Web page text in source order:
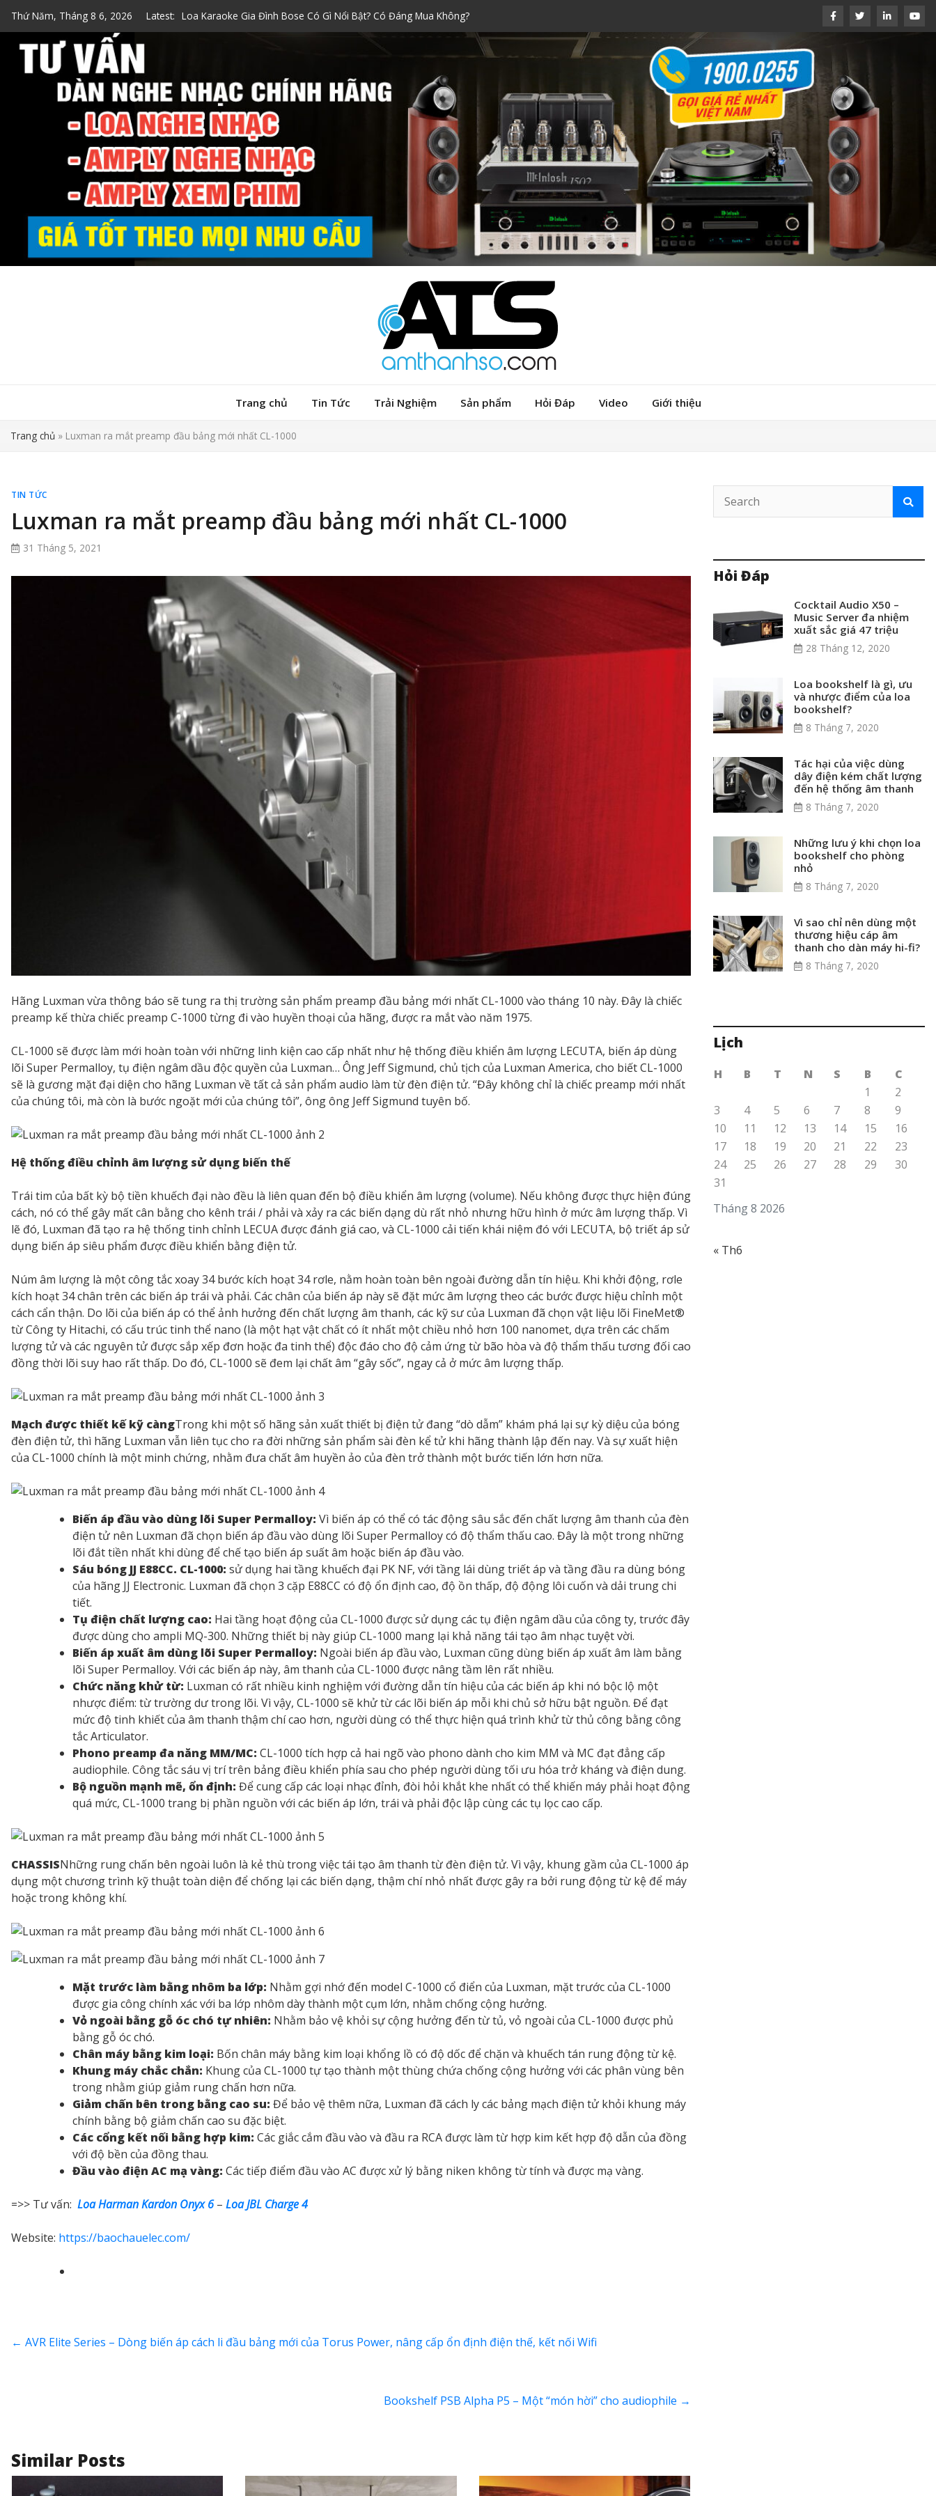
content
Thứ Năm, Tháng 8 6, 2026 Latest: Top 7 Loa Karaoke Gia Đình Xách Tay Được Ưa Chuộng Nhất!
Top 5 Loa Bose Bluetooth Karaoke đáng mua nhất dịp Tết
Loa Hát Karaoke Gia Đình Mini Nào Tốt? Kinh Nghiệm Chọn
Loa Karaoke Gia Đình Bose Có Gì Nổi Bật? Có Đáng Mua Không?
Trang chủ Tin Tức Trải Nghiệm Sản phẩm Hỏi Đáp Video Giới thiệu
Trang chủ » Luxman ra mắt preamp đầu bảng mới nhất CL-1000
TIN TỨC
Luxman ra mắt preamp đầu bảng mới nhất CL-1000
31 Tháng 5, 2021
Hãng Luxman vừa thông báo sẽ tung ra thị trường sản phẩm preamp đầu bảng mới nhất CL-1000 vào tháng 10 này. Đây là chiếc
preamp kế thừa chiếc preamp C-1000 từng đi vào huyền thoại của hãng, được ra mắt vào năm 1975.
CL-1000 sẽ được làm mới hoàn toàn với những linh kiện cao cấp nhất như hệ thống điều khiển âm lượng LECUTA, biến áp dùng
lõi Super Permalloy, tụ điện ngâm dầu độc quyền của Luxman… Ông Jeff Sigmund, chủ tịch của Luxman America, cho biết CL-1000
sẽ là gương mặt đại diện cho hãng Luxman về tất cả sản phẩm audio làm từ đèn điện tử. “Đây không chỉ là chiếc preamp mới nhất
của chúng tôi, mà còn là bước ngoặt mới của chúng tôi”, ông ông Jeff Sigmund tuyên bố.
Hệ thống điều chỉnh âm lượng sử dụng biến thế
Trái tim của bất kỳ bộ tiền khuếch đại nào đều là liên quan đến bộ điều khiển âm lượng (volume). Nếu không được thực hiện đúng
cách, nó có thể gây mất cân bằng cho kênh trái / phải và xảy ra các biến dạng dù rất nhỏ nhưng hữu hình ở mức âm lượng thấp. Vì
lẽ đó, Luxman đã tạo ra hệ thống tinh chỉnh LECUA được đánh giá cao, và CL-1000 cải tiến khái niệm đó với LECUTA, bộ triết áp sử
dụng biến áp siêu phẩm được điều khiển bằng điện tử.
Núm âm lượng là một công tắc xoay 34 bước kích hoạt 34 rơle, nằm hoàn toàn bên ngoài đường dẫn tín hiệu. Khi khởi động, rơle
kích hoạt 34 chân trên các biến áp trái và phải. Các chân của biến áp này sẽ đặt mức âm lượng theo các bước được hiệu chỉnh một
cách cẩn thận. Do lõi của biến áp có thể ảnh hưởng đến chất lượng âm thanh, các kỹ sư của Luxman đã chọn vật liệu lõi FineMet®
từ Công ty Hitachi, có cấu trúc tinh thể nano (là một hạt vật chất có ít nhất một chiều nhỏ hơn 100 nanomet, dựa trên các chấm
lượng tử và các nguyên tử được sắp xếp đơn hoặc đa tinh thể) độc đáo cho độ cảm ứng từ bão hòa và độ thẩm thấu tương đối cao
đồng thời lõi suy hao rất thấp. Do đó, CL-1000 sẽ đem lại chất âm “gây sốc”, ngay cả ở mức âm lượng thấp.
Mạch được thiết kế kỹ càngTrong khi một số hãng sản xuất thiết bị điện tử đang “dò dẫm” khám phá lại sự kỳ diệu của bóng
đèn điện tử, thì hãng Luxman vẫn liên tục cho ra đời những sản phẩm sài đèn kể tử khi hãng thành lập đến nay. Và sự xuất hiện
của CL-1000 chính là một minh chứng, nhằm đưa chất âm huyền ảo của đèn trở thành một bước tiến lớn hơn nữa.
Biến áp đầu vào dùng lõi Super Permalloy: Vì biến áp có thể có tác động sâu sắc đến chất lượng âm thanh của đèn
điện tử nên Luxman đã chọn biến áp đầu vào dùng lõi Super Permalloy có độ thẩm thấu cao. Đây là một trong những
lõi đắt tiền nhất khi dùng để chế tạo biến áp suất âm hoặc biến áp đầu vào.
Sáu bóng JJ E88CC. CL-1000: sử dụng hai tầng khuếch đại PK NF, với tầng lái dùng triết áp và tầng đầu ra dùng bóng
của hãng JJ Electronic. Luxman đã chọn 3 cặp E88CC có độ ổn định cao, độ ồn thấp, độ động lôi cuốn và dải trung chi
tiết.
Tụ điện chất lượng cao: Hai tầng hoạt động của CL-1000 được sử dụng các tụ điện ngâm dầu của công ty, trước đây
được dùng cho ampli MQ-300. Những thiết bị này giúp CL-1000 mang lại khả năng tái tạo âm nhạc tuyệt vời.
Biến áp xuất âm dùng lõi Super Permalloy: Ngoài biến áp đầu vào, Luxman cũng dùng biến áp xuất âm làm bằng
lõi Super Permalloy. Với các biến áp này, âm thanh của CL-1000 được nâng tầm lên rất nhiều.
Chức năng khử từ: Luxman có rất nhiều kinh nghiệm với đường dẫn tín hiệu của các biến áp khi nó bộc lộ một
nhược điểm: từ trường dư trong lõi. Vì vậy, CL-1000 sẽ khử từ các lõi biến áp mỗi khi chủ sở hữu bật nguồn. Để đạt
mức độ tinh khiết của âm thanh thậm chí cao hơn, người dùng có thể thực hiện quá trình khử từ thủ công bằng công
tắc Articulator.
Phono preamp đa năng MM/MC: CL-1000 tích hợp cả hai ngõ vào phono dành cho kim MM và MC đạt đẳng cấp
audiophile. Công tắc sáu vị trí trên bảng điều khiển phía sau cho phép người dùng tối ưu hóa trở kháng và điện dung.
Bộ nguồn mạnh mẽ, ổn định: Để cung cấp các loại nhạc đỉnh, đòi hỏi khắt khe nhất có thể khiến máy phải hoạt động
quá mức, CL-1000 trang bị phần nguồn với các biến áp lớn, trái và phải độc lập cùng các tụ lọc cao cấp.
CHASSISNhững rung chấn bên ngoài luôn là kẻ thù trong việc tái tạo âm thanh từ đèn điện tử. Vì vậy, khung gầm của CL-1000 áp
dụng một chương trình kỹ thuật toàn diện để chống lại các biến dạng, thậm chí nhỏ nhất được gây ra bởi rung động từ kệ để máy
hoặc trong không khí.
Mặt trước làm bằng nhôm ba lớp: Nhằm gợi nhớ đến model C-1000 cổ điển của Luxman, mặt trước của CL-1000
được gia công chính xác với ba lớp nhôm dày thành một cụm lớn, nhằm chống cộng hưởng.
Vỏ ngoài bằng gỗ óc chó tự nhiên: Nhằm bảo vệ khỏi sự cộng hưởng đến từ tủ, vỏ ngoài của CL-1000 được phủ
bằng gỗ óc chó.
Chân máy bằng kim loại: Bốn chân máy bằng kim loại khổng lồ có độ dốc để chặn và khuếch tán rung động từ kệ.
Khung máy chắc chắn: Khung của CL-1000 tự tạo thành một thùng chứa chống cộng hưởng với các phân vùng bên
trong nhằm giúp giảm rung chấn hơn nữa.
Giảm chấn bên trong bằng cao su: Để bảo vệ thêm nữa, Luxman đã cách ly các bảng mạch điện tử khỏi khung máy
chính bằng bộ giảm chấn cao su đặc biệt.
Các cổng kết nối bằng hợp kim: Các giắc cắm đầu vào và đầu ra RCA được làm từ hợp kim kết hợp độ dẫn của đồng
với độ bền của đồng thau.
Đầu vào điện AC mạ vàng: Các tiếp điểm đầu vào AC được xử lý bằng niken không từ tính và được mạ vàng.
=>> Tư vấn: Loa Harman Kardon Onyx 6– Loa JBL Charge 4
Website: https://baochauelec.com/
← AVR Elite Series – Dòng biến áp cách li đầu bảng mới của Torus Power, nâng cấp ổn định điện thế, kết nối Wifi
Bookshelf PSB Alpha P5 – Một “món hời” cho audiophile →
Similar Posts
Hỏi Đáp
Cocktail Audio X50 –
Music Server đa nhiệm
xuất sắc giá 47 triệu
28 Tháng 12, 2020
Loa bookshelf là gì, ưu
và nhược điểm của loa
bookshelf?
8 Tháng 7, 2020
Tác hại của việc dùng
dây điện kém chất lượng
đến hệ thống âm thanh
8 Tháng 7, 2020
Những lưu ý khi chọn loa
bookshelf cho phòng
nhỏ
8 Tháng 7, 2020
Vì sao chỉ nên dùng một
thương hiệu cáp âm
thanh cho dàn máy hi-fi?
8 Tháng 7, 2020
Lịch
Tháng 8 2026
H B T N S B
C
1
2
3
4 5 6 7 8
9
10
11 12 13 14 15
16
17
18 19 20 21 22
23
24
25 26 27 28 29
30
31
« Th6